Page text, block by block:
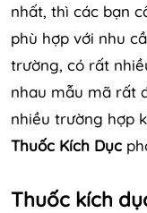
nhất, thì các bạn
phù hợp với nhu
trường, có rất
nhau mẫu mã rất
nhiều trường hợp
Thuốc Kích Dục
Thuốc kích